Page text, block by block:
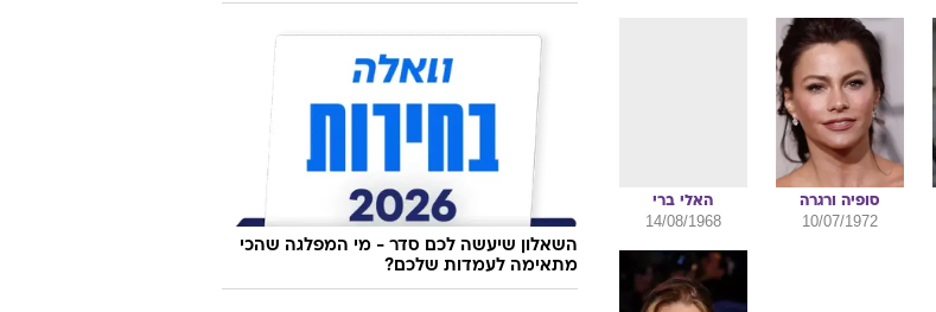
10/07/1972
14/08/1968
השאלון שיעשה לכם סדר - מי המפלגה שהכי
מתאימה לעמדות שלכם?